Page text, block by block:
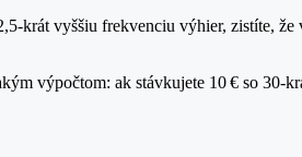
vyššiu frekvenciu výhier, zistíte,
výpočtom: ak stávkujete 10 € so